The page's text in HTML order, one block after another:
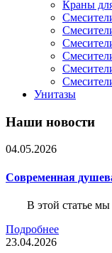
Краны
Унитазы
Наши новости
04.05.2026
Современная
В этой статье
Подробнее
23.04.2026